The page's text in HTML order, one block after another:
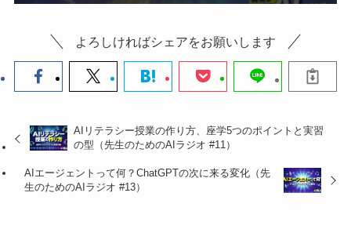
よろしければシェアをお願いします
AIリテラシー授業の作り方、座学5つのポイントと実習
の型（先生のためのAIラジオ #11）
AIエージェントって何？ChatGPTの次に来る変化（先
生のためのAIラジオ #13）